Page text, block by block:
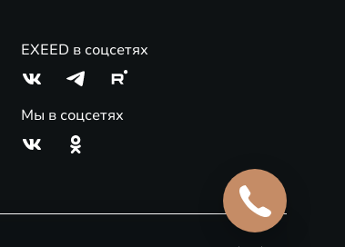
EXEED в соцсетях
Мы в соцсетях